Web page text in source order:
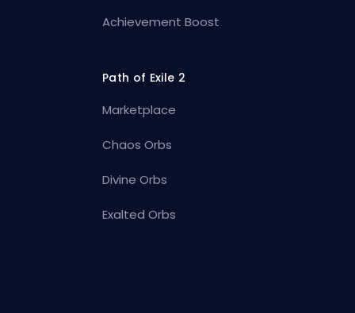
Achievement Boost
Path of Exile 2
Marketplace
Chaos Orbs
Divine Orbs
Exalted Orbs